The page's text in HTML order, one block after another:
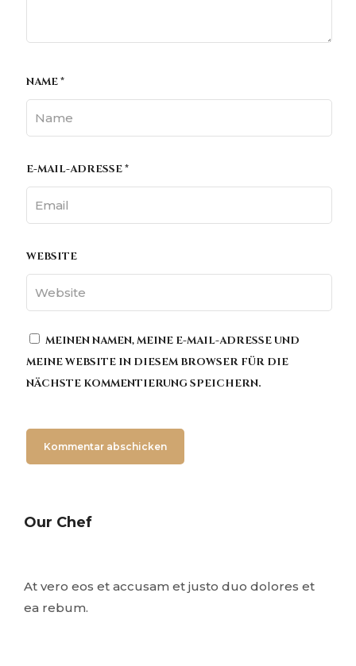
NAME*
E-MAIL-ADRESSE*
WEBSITE
MEINEN NAMEN, MEINE E-MAIL-ADRESSE UND
MEINE WEBSITE IN DIESEM BROWSER FÜR DIE
NÄCHSTE KOMMENTIERUNG SPEICHERN.
Our Chef
At vero eos et accusam et justo duo dolores et
ea rebum.